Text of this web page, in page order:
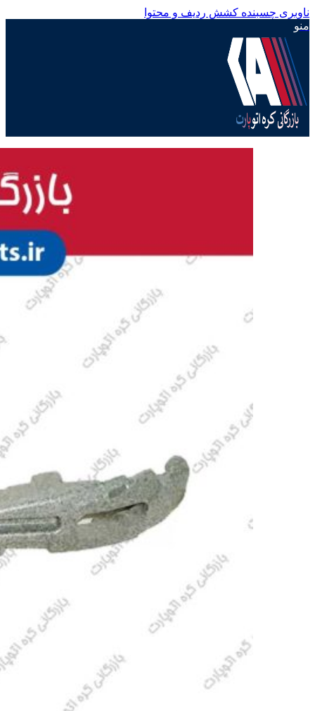
ناوبری چسبنده کشش ردیف و محتوا
منو